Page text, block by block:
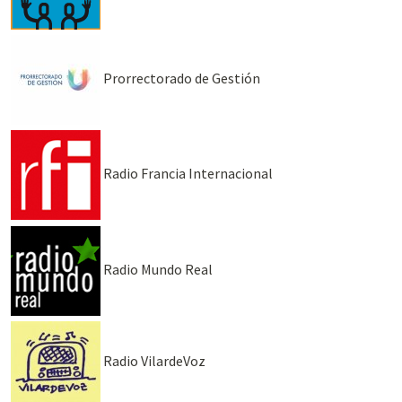
Prorrectorado de Gestión
Radio Francia Internacional
Radio Mundo Real
Radio VilardeVoz